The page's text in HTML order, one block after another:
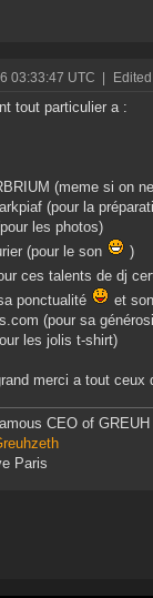
03:33:47 UTC
tout particulier a :
(meme si on
(pour la
les photos)
(pour le son
)
ces talents de dj
ponctualité
et
(pour sa
les jolis t-shirt)
merci a tout ceux
CEO of
Paris